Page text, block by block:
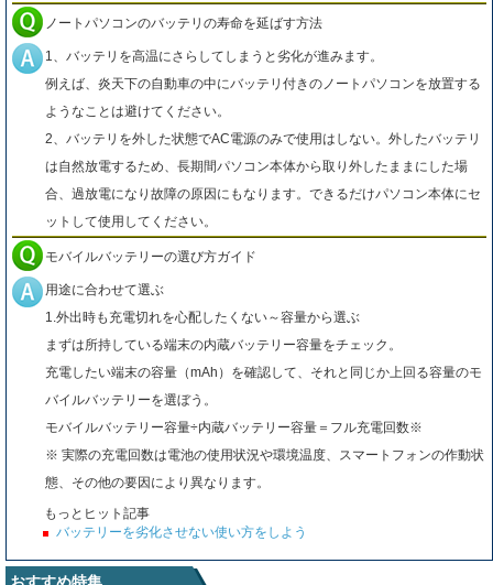
ノートパソコンのバッテリの寿命を延ばす方法
1、バッテリを高温にさらしてしまうと劣化が進みます。
例えば、炎天下の自動車の中にバッテリ付きのノートパソコンを放置する
ようなことは避けてください。
2、バッテリを外した状態でAC電源のみで使用はしない。外したバッテリ
は自然放電するため、長期間パソコン本体から取り外したままにした場
合、過放電になり故障の原因にもなります。できるだけパソコン本体にセ
ットして使用してください。
モバイルバッテリーの選び方ガイド
用途に合わせて選ぶ
1.外出時も充電切れを心配したくない～容量から選ぶ
まずは所持している端末の内蔵バッテリー容量をチェック。
充電したい端末の容量（mAh）を確認して、それと同じか上回る容量のモ
バイルバッテリーを選ぼう。
モバイルバッテリー容量÷内蔵バッテリー容量＝フル充電回数※
※ 実際の充電回数は電池の使用状況や環境温度、スマートフォンの作動状
態、その他の要因により異なります。
もっとヒット記事
バッテリーを劣化させない使い方をしよう